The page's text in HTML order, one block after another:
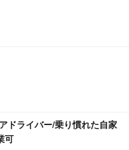
ドライバー/乗り慣れた自家
可